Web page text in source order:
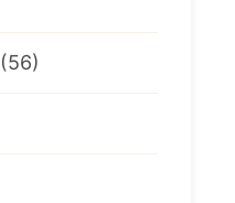
(56)